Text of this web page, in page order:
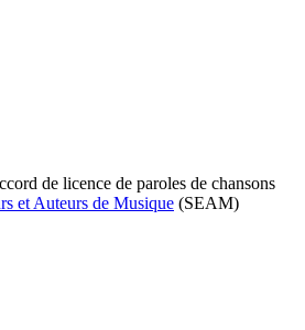
de licence de paroles de chansons
et Auteurs de Musique (SEAM)